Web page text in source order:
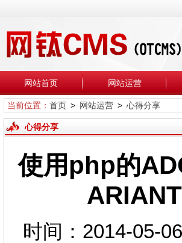
网站首页 网站运营
当前位置： 首页> 网站运营> 心得分享
心得分享
使用php的
时间：2014-05-